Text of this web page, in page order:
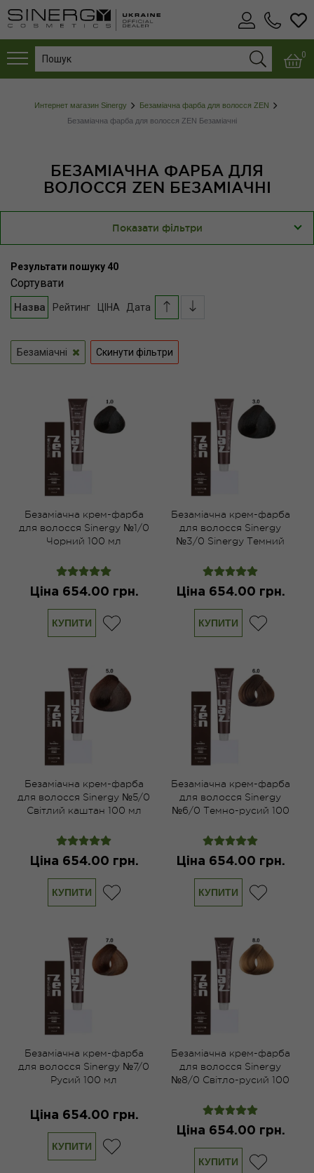
0
Интернет магазин Sinergy
Безаміачна фарба для волосся ZEN
Безаміачна фарба для волосся ZEN Безаміачні
БЕЗАМІАЧНА ФАРБА ДЛЯ
ВОЛОССЯ ZEN БЕЗАМІАЧНІ
Показати фільтри
Результати пошуку 40
Сортувати
Назва Рейтинг ЦІНА Дата
Безаміачні Скинути фільтри
Безаміачна крем-фарба
для волосся Sinergy №1/0
Чорний 100 мл
Ціна 654.00 грн.
КУПИТИ
Безаміачна крем-фарба
для волосся Sinergy
№3/0 Sinergy Темний
Ціна 654.00 грн.
КУПИТИ
Безаміачна крем-фарба
для волосся Sinergy №5/0
Світлий каштан 100 мл
Ціна 654.00 грн.
КУПИТИ
Безаміачна крем-фарба
для волосся Sinergy
№6/0 Темно-русий 100
Ціна 654.00 грн.
КУПИТИ
Безаміачна крем-фарба
для волосся Sinergy №7/0
Русий 100 мл
Ціна 654.00 грн.
КУПИТИ
Безаміачна крем-фарба
для волосся Sinergy
№8/0 Світло-русий 100
Ціна 654.00 грн.
КУПИТИ